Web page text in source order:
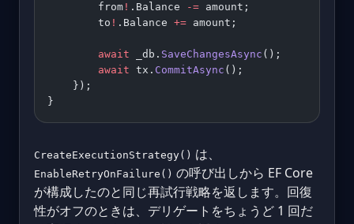
        from
! .Balance -= amount;
        to
! .Balance += amount;
        await
_db. SaveChangesAsync ();
        await
tx. CommitAsync ();
    });
}
CreateExecutionStrategy() は、
EnableRetryOnFailure() の呼び出しから EF Core
が構成したのと同じ再試行戦略を返します。回復
性がオフのときは、デリゲートをちょうど 1 回だ